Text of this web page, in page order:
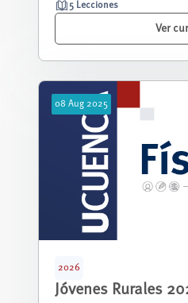
5 Lecciones
Ver
08 Aug 2025
2026
Jóvenes Rurales